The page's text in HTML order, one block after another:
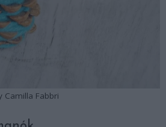
Camilla Fabbri